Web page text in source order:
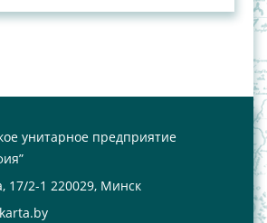
унитарное предприятие
17/2-1 220029, Минск